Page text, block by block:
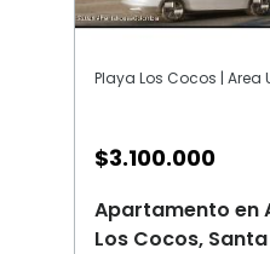
$3.100.000
Apartamento en
Los Cocos,